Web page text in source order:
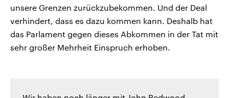
unsere Grenzen zurückzubekommen. Und der Deal
verhindert, dass es dazu kommen kann. Deshalb hat
das Parlament gegen dieses Abkommen in der Tat mit
sehr großer Mehrheit Einspruch erhoben.